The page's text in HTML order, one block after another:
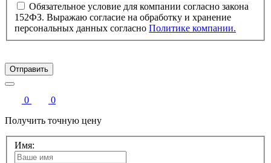
Обязательное условие для компании согласно закона
152ФЗ. Выражаю согласие на обработку и хранение
персональных данных согласно Политике компании.
Отправить
0
0
Получить точную цену
Имя: